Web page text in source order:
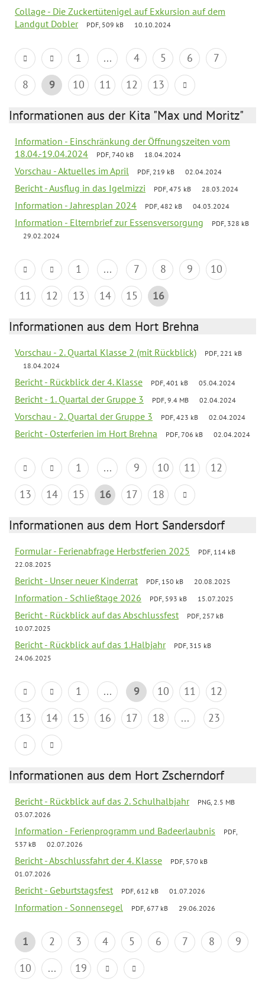
Collage - Die Zuckertütenigel auf Exkursion auf dem
Landgut Dobler
PDF, 509 kB 10.10.2024
1 ... 4 5 6
7
8
9 10 11 12 13
Informationen aus der Kita "Max und Moritz"
Information - Einschränkung der Öffnungszeiten vom
18.04.-19.04.2024
PDF, 740 kB 18.04.2024
Vorschau - Aktuelles im April PDF, 219 kB 02.04.2024
Bericht - Ausflug in das Igelmizzi PDF, 475 kB 28.03.2024
Information - Jahresplan 2024 PDF, 482 kB 04.03.2024
Information - Elternbrief zur Essensversorgung
PDF, 328 kB
29.02.2024
1 ... 7 8 9
10
11
12 13 14 15 16
Informationen aus dem Hort Brehna
Vorschau - 2. Quartal Klasse 2 (mit Rückblick)
PDF, 221 kB
18.04.2024
Bericht - Rückblick der 4. Klasse PDF, 401 kB 05.04.2024
Bericht - 1. Quartal der Gruppe 3 PDF, 9.4 MB 02.04.2024
Vorschau - 2. Quartal der Gruppe 3 PDF, 423 kB 02.04.2024
Bericht - Osterferien im Hort Brehna PDF, 706 kB 02.04.2024
1 ... 9 10 11
12
13
14 15 16 17 18
Informationen aus dem Hort Sandersdorf
Formular - Ferienabfrage Herbstferien 2025
PDF, 114 kB
22.08.2025
Bericht - Unser neuer Kinderrat PDF, 150 kB 20.08.2025
Information - Schließtage 2026 PDF, 593 kB 15.07.2025
Bericht - Rückblick auf das Abschlussfest
PDF, 257 kB
10.07.2025
Bericht - Rückblick auf das 1.Halbjahr
PDF, 315 kB
24.06.2025
1 ... 9 10 11
12
13
14 15 16 17 18 ... 23
Informationen aus dem Hort Zscherndorf
Bericht - Rückblick auf das 2. Schulhalbjahr
PNG, 2.5 MB
03.07.2026
Information - Ferienprogramm und Badeerlaubnis
PDF,
537 kB
02.07.2026
Bericht - Abschlussfahrt der 4. Klasse
PDF, 570 kB
01.07.2026
Bericht - Geburtstagsfest PDF, 612 kB 01.07.2026
Information - Sonnensegel PDF, 677 kB 29.06.2026
1 2 3 4 5 6 7 8
9
10
... 19